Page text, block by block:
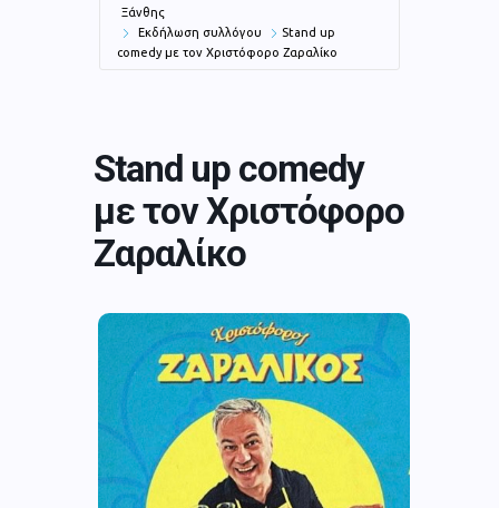
Ξάνθης
Εκδήλωση συλλόγου
Stand up
comedy με τον Χριστόφορο Ζαραλίκο
Stand up comedy
με τον Χριστόφορο
Ζαραλίκο